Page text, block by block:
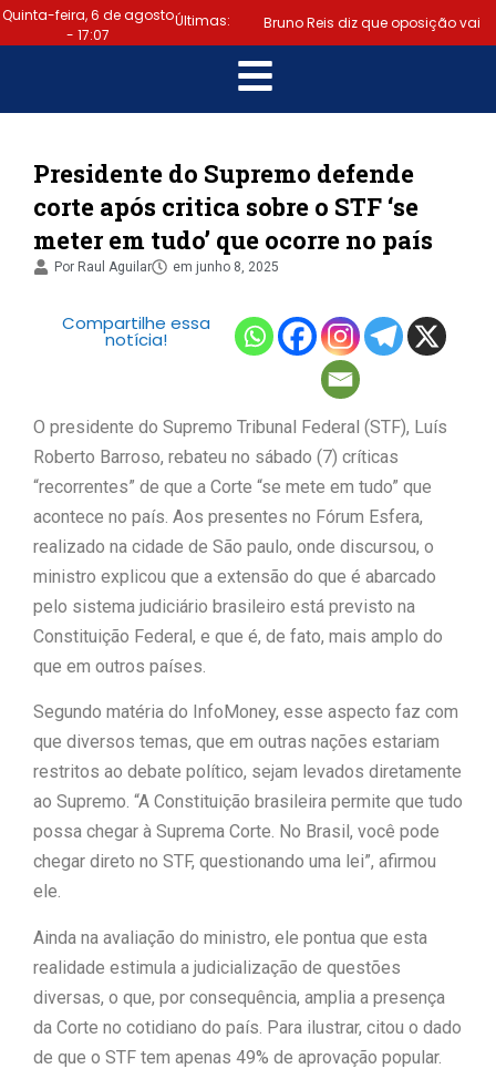
Quinta-feira, 6 de agosto
- 17:07
Últimas: Bruno Reis diz que oposição vai
escolher melhor estratégia para
vencer eleição nacional |
Último dia: prazo para regularizar
situação eleitoral e emitir título
termina hoje (6) Samuel
de contabilidade | Prefeitura
de Lauro de Freitas disponibiliza
serviço gratuito de alertas de
emergência para população
caminhar com Flávio Bolsonaro”, diz
Junior Marabá Leandro de
do Bolsa Família: “Precisamos dar
condições para as pessoas
evoluírem” |
Presidente do Supremo defende
corte após critica sobre o STF ‘se
meter em tudo’ que ocorre no país
Por Raul Aguilar em junho 8, 2025
Compartilhe essa
notícia!
O presidente do Supremo Tribunal Federal (STF), Luís
Roberto Barroso, rebateu no sábado (7) críticas
“recorrentes” de que a Corte “se mete em tudo” que
acontece no país. Aos presentes no Fórum Esfera,
realizado na cidade de São paulo, onde discursou, o
ministro explicou que a extensão do que é abarcado
pelo sistema judiciário brasileiro está previsto na
Constituição Federal, e que é, de fato, mais amplo do
que em outros países.
Segundo matéria do InfoMoney, esse aspecto faz com
que diversos temas, que em outras nações estariam
restritos ao debate político, sejam levados diretamente
ao Supremo. “A Constituição brasileira permite que tudo
possa chegar à Suprema Corte. No Brasil, você pode
chegar direto no STF, questionando uma lei”, afirmou
ele.
Ainda na avaliação do ministro, ele pontua que esta
realidade estimula a judicialização de questões
diversas, o que, por consequência, amplia a presença
da Corte no cotidiano do país. Para ilustrar, citou o dado
de que o STF tem apenas 49% de aprovação popular.